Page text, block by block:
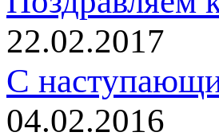
22.02.2017
С
04.02.2016